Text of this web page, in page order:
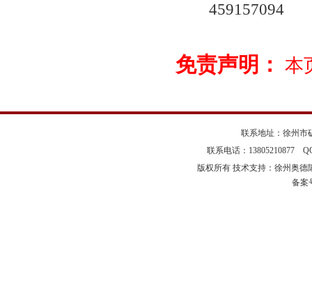
459157094
免责声明： 本
联系地址：徐州市
联系电话：13805210877
版权所有 技术支持：徐州奥
备案